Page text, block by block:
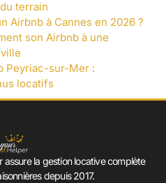
terrain
Airbnb à Cannes en 2026 ?
son Airbnb à une
Peyriac-sur-Mer :
locatifs
assure la gestion locative complète
depuis 2017.